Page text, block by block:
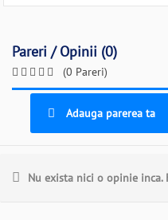
Pareri / Opinii (0)
(0 Pareri)
Adauga parerea ta
Nu exista nici o opinie inca.